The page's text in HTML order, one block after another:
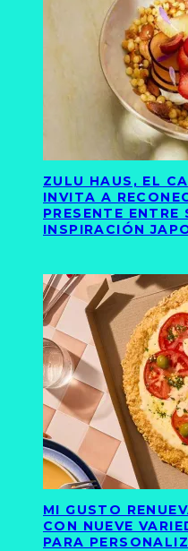
ZULU HAUS, EL
INVITA A
PRESENTE
INSPIRACIÓN
MI GUSTO
CON NUEVE
PARA